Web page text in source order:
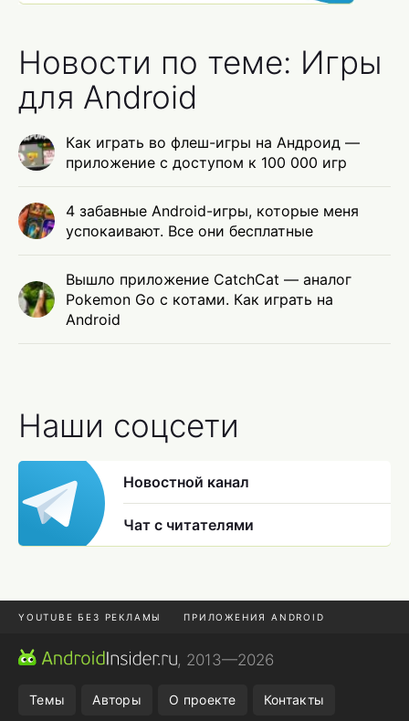
Новости по теме: Игры
для Android
Как играть во флеш-игры на Андроид —
приложение с доступом к 100 000 игр
4 забавные Android-игры, которые меня
успокаивают. Все они бесплатные
Вышло приложение CatchCat — аналог
Pokemon Go с котами. Как играть на
Android
Наши соцсети
Новостной канал
Чат с читателями
YOUTUBE БЕЗ РЕКЛАМЫ ПРИЛОЖЕНИЯ ANDROID
МЕССЕНДЖЕРЫ ONE UI 8.5
, 2013—2026
Темы Авторы О проекте Контакты